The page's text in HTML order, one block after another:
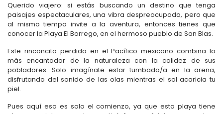
Querido viajero: si estás buscando un destino que tenga
paisajes espectaculares, una vibra despreocupada, pero que
al mismo tiempo invite a la aventura, entonces tienes que
conocer la Playa El Borrego, en el hermoso pueblo de San Blas.
Este rinconcito perdido en el Pacífico mexicano combina lo
más encantador de la naturaleza con la calidez de sus
pobladores. Solo imagínate estar tumbado/a en la arena,
disfrutando del sonido de las olas mientras el sol acaricia tu
piel.
Pues aquí eso es solo el comienzo, ya que esta playa tiene